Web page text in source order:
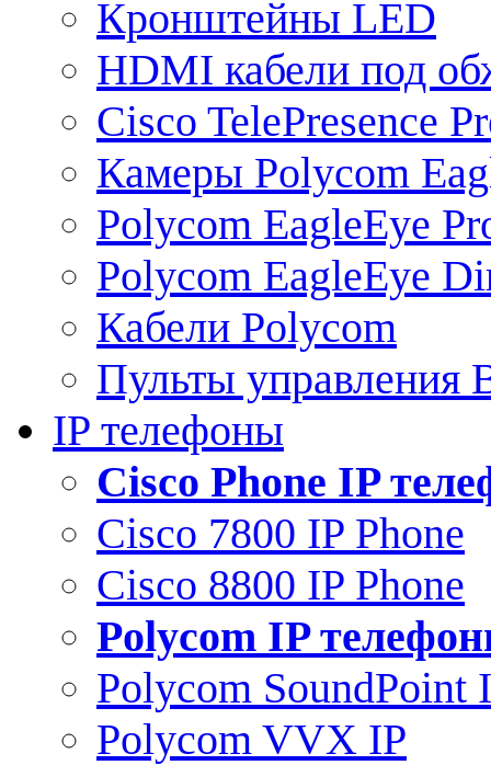
Кронштейны LED
HDMI кабели под
Cisco TelePresence
Камеры Polycom
Polycom EagleEye
Polycom EagleEye
Кабели Polycom
Пульты управления
IP телефоны
Сisco Phone IP
Cisco 7800 IP Phone
Cisco 8800 IP Phone
Polycom IP
Polycom SoundPoint
Polycom VVX IP